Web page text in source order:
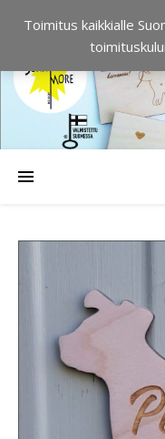
Toimitus kaikkialle